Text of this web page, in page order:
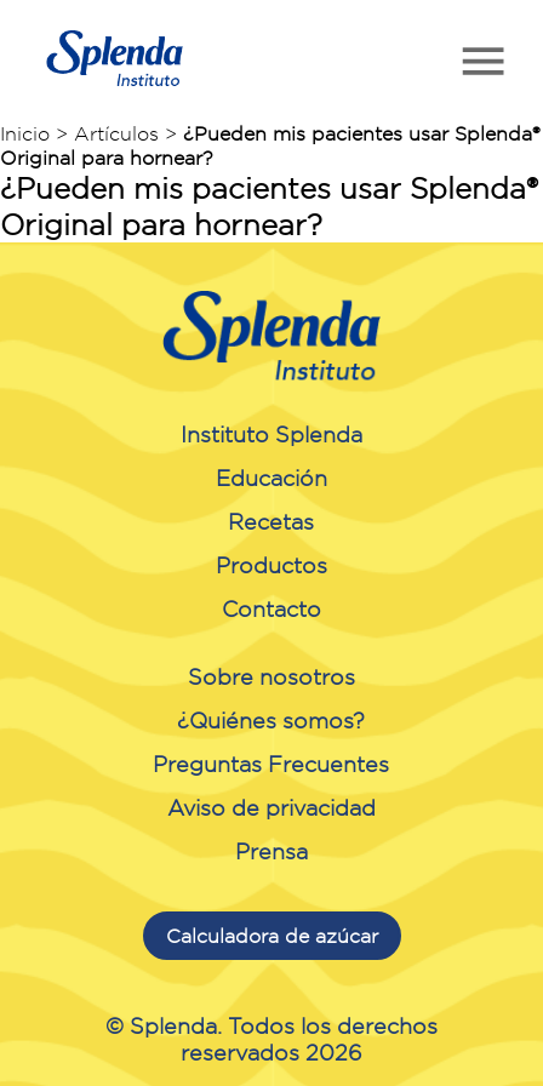
Inicio > Artículos > ¿Pueden mis pacientes usar Splenda®
Original para hornear?
¿Pueden mis pacientes usar Splenda®
Original para hornear?
Instituto Splenda
Educación
Recetas
Productos
Contacto
Sobre nosotros
¿Quiénes somos?
Preguntas Frecuentes
Aviso de privacidad
Prensa
Calculadora de azúcar
© Splenda. Todos los derechos
reservados 2026